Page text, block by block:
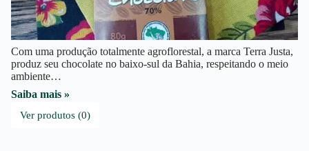
Com uma produção totalmente agroflorestal, a marca Terra Justa,
produz seu chocolate no baixo-sul da Bahia, respeitando o meio
ambiente…
Saiba mais »
Ver produtos (0)